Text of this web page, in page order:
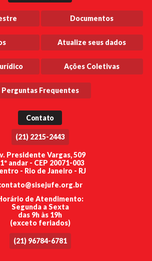
Documentos
Atualize seus dados
Ações Coletivas
Perguntas Frequentes
Contato
(21) 2215-2443
Presidente Vargas, 509
andar - CEP 20071-003
- Rio de Janeiro - RJ
de Atendimento:
Segunda a Sexta
das 9h às 19h
(exceto feriados)
(21) 96784-6781